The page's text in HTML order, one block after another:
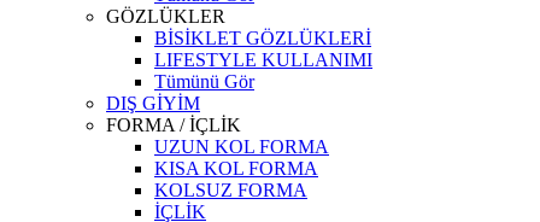
GÖZLÜKLER
BİSİKLET GÖZLÜKLERİ
LIFESTYLE KULLANIMI
Tümünü Gör
DIŞ GİYİM
FORMA / İÇLİK
UZUN KOL FORMA
KISA KOL FORMA
KOLSUZ FORMA
İÇLİK